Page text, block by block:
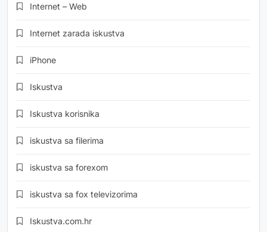
Internet – Web
Internet zarada iskustva
iPhone
Iskustva
Iskustva korisnika
iskustva sa filerima
iskustva sa forexom
iskustva sa fox televizorima
Iskustva.com.hr